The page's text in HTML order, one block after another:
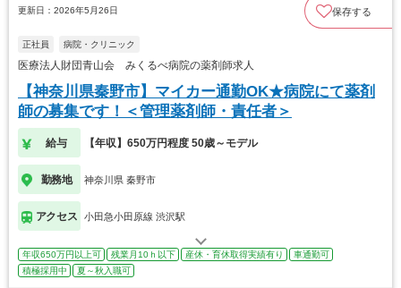
更新日：2026年5月26日 保存する
正社員 病院・クリニック
医療法人財団青山会 みくるべ病院の薬剤師求人
【神奈川県秦野市】マイカー通勤OK★病院にて薬剤
師の募集です！＜管理薬剤師・責任者＞
給与 【年収】650万円程度 50歳～モデル
勤務地 神奈川県 秦野市
アクセス 小田急小田原線 渋沢駅
年収650万円以上可 残業月10ｈ以下 産休・育休取得実績有り
車通勤可
積極採用中
夏～秋入職可